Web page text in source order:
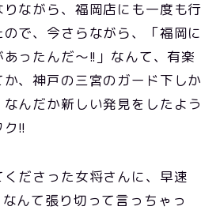
ながら、福岡店にも一度も行
で、今さらながら、「福岡に
ったんだ～!!」なんて、有楽
、神戸の三宮のガード下しか
んだか新しい発見をしたよう
!!
ださった女将さんに、早速
んて張り切って言っちゃっ